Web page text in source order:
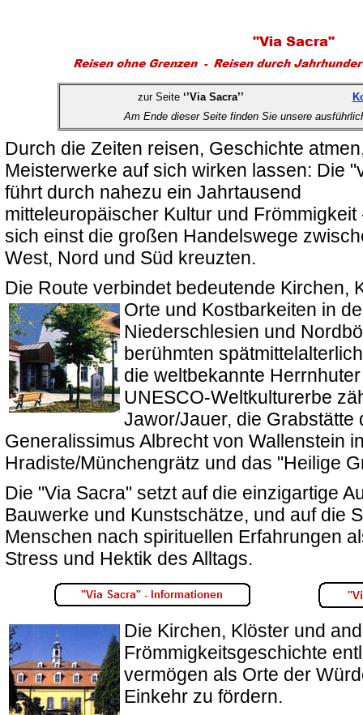
zur Seite ‘’Via Sacra’’
Am Ende dieser Seite finden Sie unsere
Durch die Zeiten reisen, Geschichte
Meisterwerke auf sich wirken lassen: Die
führt durch nahezu ein Jahrtausend
mitteleuropäischer Kultur und Frömmigkeit
sich einst die großen Handelswege
West, Nord und Süd kreuzten.
Die Route verbindet bedeutende Kirchen,
Orte und Kostbarkeiten in
Niederschlesien und
berühmten
die weltbekannte
UNESCO-Weltkulturerbe
Jawor/Jauer, die Grabstätte
Generalissimus Albrecht von Wallenstein
Hradiste/Münchengrätz und das "Heilige
Die "Via Sacra" setzt auf die einzigartige
Bauwerke und Kunstschätze, und auf die
Menschen nach spirituellen Erfahrungen
Stress und Hektik des Alltags.
Die Kirchen, Klöster und
Frömmigkeitsgeschichte
vermögen als Orte der
Einkehr zu fördern.